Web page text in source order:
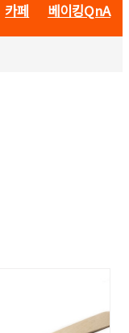
카페 베이킹QnA